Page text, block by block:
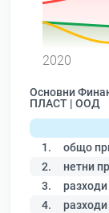
2020
Основни
ПЛАСТ | ООД
1. общо
2. нетни
3.
4.